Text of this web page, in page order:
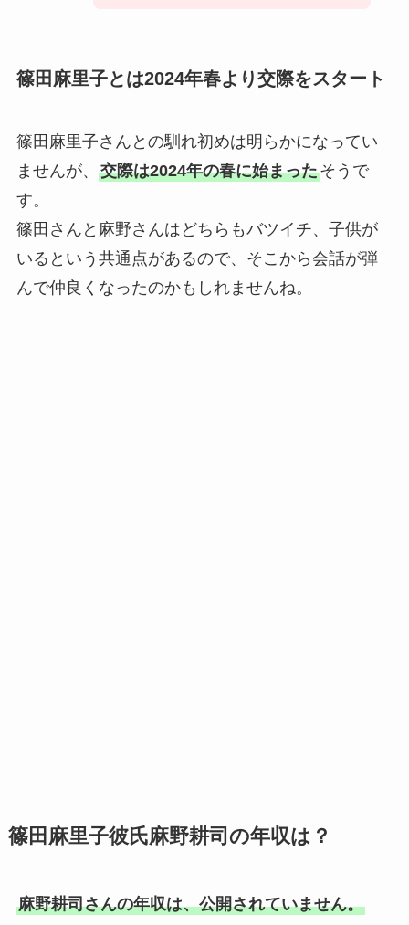
篠田麻里子とは2024年春より交際をスタート
篠田麻里子さんとの馴れ初めは明らかになってい
ませんが、 交際は2024年の春に始まったそうで
す。
篠田さんと麻野さんはどちらもバツイチ、子供が
いるという共通点があるので、そこから会話が弾
んで仲良くなったのかもしれませんね。
篠田麻里子彼氏麻野耕司の年収は？
麻野耕司さんの年収は、公開されていません。